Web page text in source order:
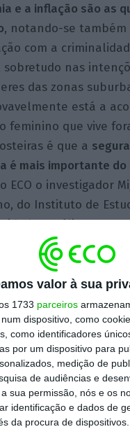
valor à sua
1733 parceiros
dispositivo, como
como identificadores
por um dispositivo para
medição de
de audiências e
sua permissão, nós e os
identificação e dados de
da procura de
e a inflação são as
, notando-se também
com a
sobretudo nas
das zonas
está a
feminino que vive
é que a
é mais importante
ECO o investigador
do Instituto de
Católica.
é, aliás, a principal
substancial de
e, segundo a
que a situação
dos baixos níveis
face às últimas
e de a
no terceiro
na primeira